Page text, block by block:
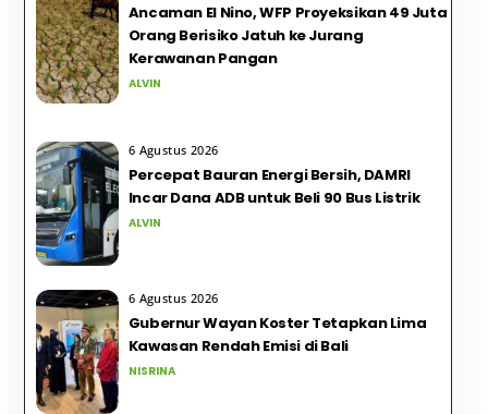
Ancaman El Nino, WFP Proyeksikan 49 Juta
Orang Berisiko Jatuh ke Jurang
Kerawanan Pangan
ALVIN
6 Agustus 2026
Percepat Bauran Energi Bersih, DAMRI
Incar Dana ADB untuk Beli 90 Bus Listrik
ALVIN
6 Agustus 2026
Gubernur Wayan Koster Tetapkan Lima
Kawasan Rendah Emisi di Bali
NISRINA